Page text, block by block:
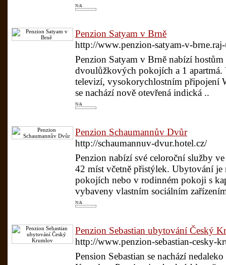
N/A
Penzion Satyam v Brně
http://www.penzion-satyam-v-
Penzion Satyam v Brně nabízí
dvoulůžkových pokojích a 1
televizí, vysokorychlostním připojení
se nachází nově otevřená indická ..
N/A
Penzion Schaumannův Dvůr
http://schaumannuv-dvur.hotel.cz/
Penzion nabízí své celoroční služby
42 míst včetně přistýlek. Ubytování
pokojích nebo v rodinném pokoji s
vybaveny vlastním sociálním
N/A
Penzion Sebastian ubytování Český
http://www.penzion-sebastian-cesky-
Pension Sebastian se nachází